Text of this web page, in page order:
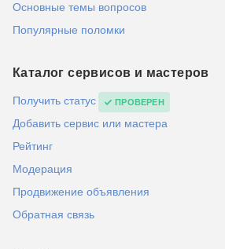
Основные темы вопросов
Популярные поломки
Каталог сервисов и мастеров
Получить статус ПРОВЕРЕН
Добавить сервис или мастера
Рейтинг
Модерация
Продвижение объявления
Обратная связь